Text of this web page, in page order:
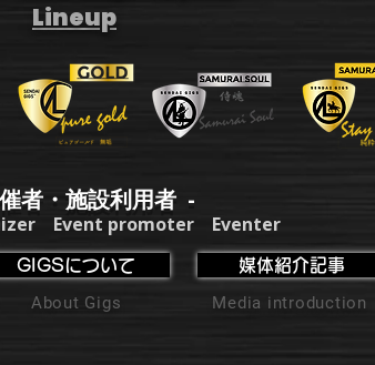
Lineup
者・施設利用者 -
Event promoter Eventer
GIGSについて
About Gigs
媒体紹介記事
Media introduction